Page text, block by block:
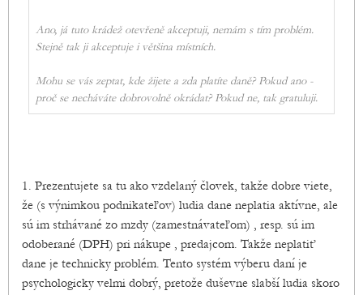
Ano, já tuto krádež otevřeně akceptuji, nemám s tím problém.
Stejně tak ji akceptuje i většina místních.
Mohu se vás zeptat, kde žijete a zda platíte daně? Pokud ano -
proč se necháváte dobrovolně okrádat? Pokud ne, tak gratuluji.
1. Prezentujete sa tu ako vzdelaný človek, takže dobre viete,
že (s výnimkou podnikateľov) ludia dane neplatia aktívne, ale
sú im strhávané zo mzdy (zamestnávateľom) , resp. sú im
odoberané (DPH) pri nákupe , predajcom. Takže neplatiť
dane je technicky problém. Tento systém výberu daní je
psychologicky velmi dobrý, pretože duševne slabší ludia skoro